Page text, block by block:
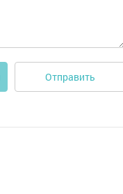
Отправить